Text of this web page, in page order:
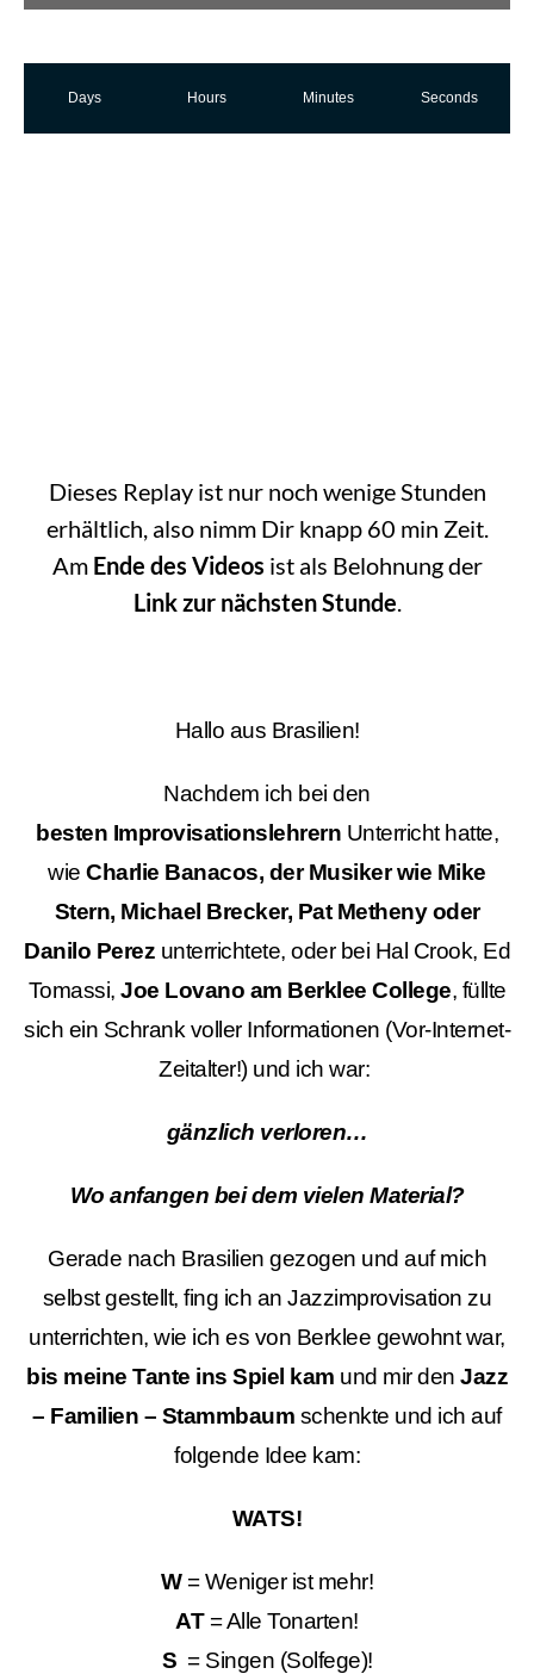
Days Hours Minutes Seconds
Dieses Replay ist nur noch wenige Stunden
erhältlich, also nimm Dir knapp 60 min Zeit.
Am Ende des Videos ist als Belohnung der
Link zur nächsten Stunde
Hallo aus Brasilien!
Nachdem ich bei den
besten Improvisationslehrern Unterricht hatte,
wieCharlie Banacos, der Musiker wie Mike
Stern, Michael Brecker, Pat Metheny oder
Danilo Perez unterrichtete, oder bei Hal Crook, Ed
Tomassi, Joe Lovano am Berklee College, füllte
sich ein Schrank voller Informationen (Vor-Internet-
Zeitalter!) und ich war:
gänzlich verloren…
Wo anfangen bei dem vielen Material?
Gerade nach Brasilien gezogen und auf mich
selbst gestellt, fing ich an Jazzimprovisation zu
unterrichten, wie ich es von Berklee gewohnt war,
bis meine Tante ins Spiel kam und mir den Jazz
– Familien – Stammbaum schenkte und ich auf
folgende Idee kam:
WATS!
W = Weniger ist mehr!
AT = Alle Tonarten!
S = Singen (Solfege)!